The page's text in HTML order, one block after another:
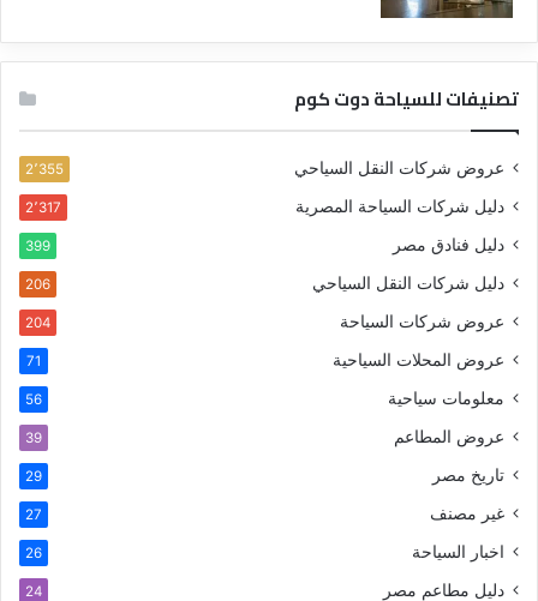
تصنيفات للسياحة دوت كوم
عروض شركات النقل السياحي 2٬355
دليل شركات السياحة المصرية 2٬317
دليل فنادق مصر 399
دليل شركات النقل السياحي 206
عروض شركات السياحة 204
عروض المحلات السياحية 71
معلومات سياحية 56
عروض المطاعم 39
تاريخ مصر 29
غير مصنف 27
اخبار السياحة 26
دليل مطاعم مصر 24